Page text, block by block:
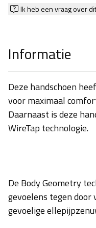
Ik heb een vraag over
Informatie
Deze handschoen
voor maximaal
Daarnaast is deze
WireTap technologie.
De Body Geometry
gevoelens tegen door
gevoelige